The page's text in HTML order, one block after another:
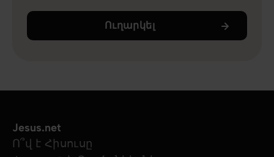
Ուղարկել
Jesus.net
Ո՞վ է Հիսուսը